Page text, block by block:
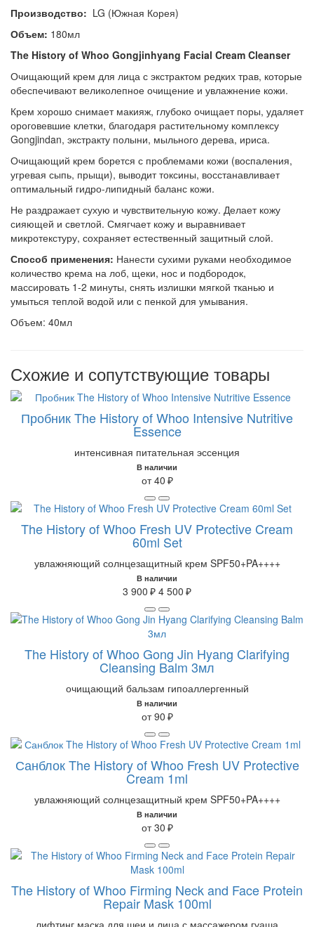
Производство: LG (Южная Корея)
Объем: 180мл
The History of Whoo Gongjinhyang Facial Cream Cleanser
Очищающий крем для лица с экстрактом редких трав, которые
обеспечивают великолепное очищение и увлажнение кожи.
Крем хорошо снимает макияж, глубоко очищает поры, удаляет
ороговевшие клетки, благодаря растительному комплексу
Gongjindan, экстракту полыни, мыльного дерева, ириса.
Очищающий крем борется с проблемами кожи (воспаления,
угревая сыпь, прыщи), выводит токсины, восстанавливает
оптимальный гидро-липидный баланс кожи.
Не раздражает сухую и чувствительную кожу. Делает кожу
сияющей и светлой. Смягчает кожу и выравнивает
микротекстуру, сохраняет естественный защитный слой.
Способ применения: Нанести сухими руками необходимое
количество крема на лоб, щеки, нос и подбородок,
массировать 1-2 минуты, снять излишки мягкой тканью и
умыться теплой водой или с пенкой для умывания.
Объем: 40мл
Схожие и сопутствующие товары
Пробник The History of Whoo Intensive Nutritive
Essence
интенсивная питательная эссенция
В наличии
от 40 ₽
The History of Whoo Fresh UV Protective Cream
60ml Set
увлажняющий солнцезащитный крем SPF50+PA++++
В наличии
3 900 ₽ 4 500 ₽
The History of Whoo Gong Jin Hyang Clarifying
Cleansing Balm 3мл
очищающий бальзам гипоаллергенный
В наличии
от 90 ₽
Санблок The History of Whoo Fresh UV Protective
Cream 1ml
увлажняющий солнцезащитный крем SPF50+PA++++
В наличии
от 30 ₽
The History of Whoo Firming Neck and Face Protein
Repair Mask 100ml